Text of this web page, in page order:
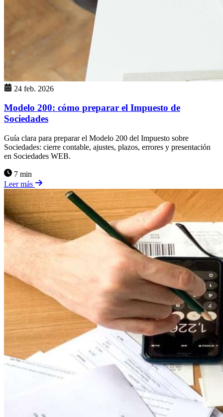
24 feb. 2026
Modelo 200: cómo preparar el Impuesto de
Sociedades
Guía clara para preparar el Modelo 200 del Impuesto sobre
Sociedades: cierre contable, ajustes, plazos, errores y presentación
en Sociedades WEB.
7 min
Leer más